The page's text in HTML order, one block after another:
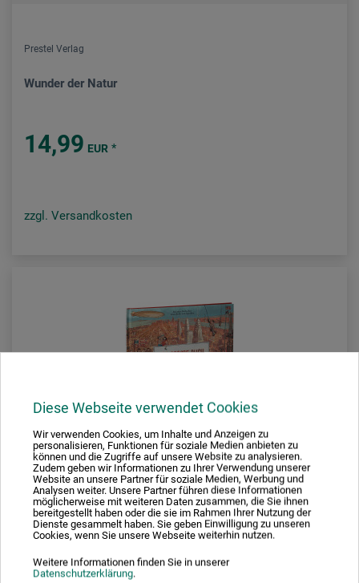
Diese Webseite verwendet Cookies
Wir verwenden Cookies, um Inhalte und Anzeigen zu
personalisieren, Funktionen für soziale Medien anbieten zu
können und die Zugriffe auf unsere Website zu analysieren.
Zudem geben wir Informationen zu Ihrer Verwendung unserer
Website an unsere Partner für soziale Medien, Werbung und
Analysen weiter. Unsere Partner führen diese Informationen
möglicherweise mit weiteren Daten zusammen, die Sie ihnen
bereitgestellt haben oder die sie im Rahmen Ihrer Nutzung der
Dienste gesammelt haben. Sie geben Einwilligung zu unseren
Cookies, wenn Sie unsere Webseite weiterhin nutzen.
Weitere Informationen finden Sie in unserer
Datenschutzerklärung.
Prestel Verlag
Wunder der Natur
14,99 EUR *
zzgl. Versandkosten
Prestel Verlag
Das große Buch der Architektur